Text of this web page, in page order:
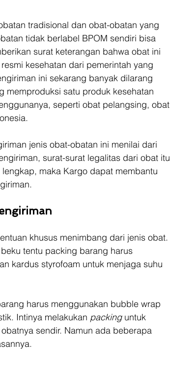
tradisional dan obat-obatan yang
tidak berlabel BPOM sendiri bisa
surat keterangan bahwa obat ini
kesehatan dari pemerintah yang
ini sekarang banyak dilarang
memproduksi satu produk kesehatan
seperti obat pelangsing, obat
jenis obat-obatan ini menilai dari
surat-surat legalitas dari obat itu
maka Kargo dapat membantu
khusus menimbang dari jenis obat.
tentu packing barang harus
kardus styrofoam untuk menjaga suhu
harus menggunakan bubble wrap
Intinya melakukan packing untuk
sendir. Namun ada beberapa